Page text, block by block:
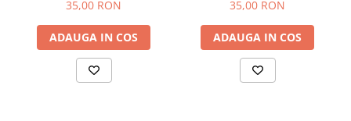
Jucarii din lemn
Karambite
Shadow daggers
35,00 RON
ADAUGA IN COS
35,00 RON
ADAUGA IN COS